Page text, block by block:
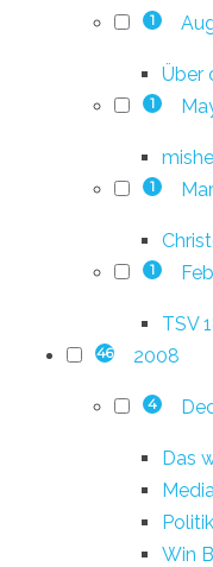
1
Über
1
1
1
TSV
46 2008
4
Das
Win